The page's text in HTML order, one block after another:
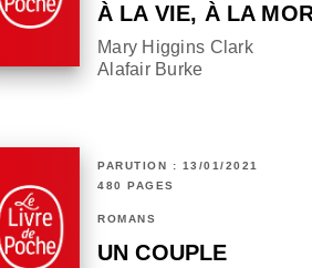
À LA VIE, À LA
Mary Higgins Clark
Alafair Burke
PARUTION : 13/01/2021
480 PAGES
ROMANS
UN COUPLE